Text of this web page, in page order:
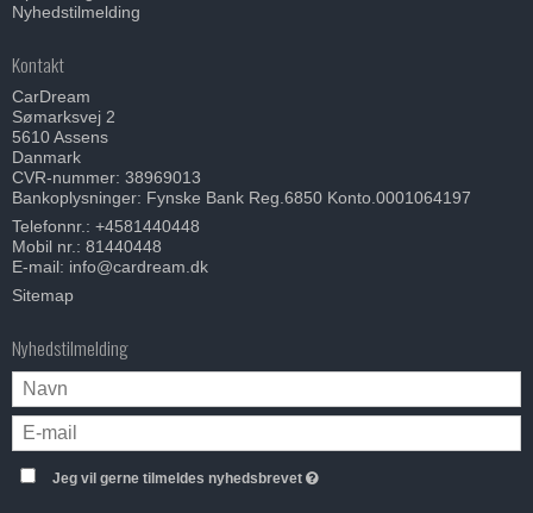
Nyhedstilmelding
Kontakt
CarDream
Sømarksvej 2
5610 Assens
Danmark
CVR-nummer: 38969013
Bankoplysninger: Fynske Bank Reg.6850 Konto.0001064197
Telefonnr.: +4581440448
Mobil nr.: 81440448
E-mail: info@cardream.dk
Sitemap
Nyhedstilmelding
Jeg vil gerne tilmeldes nyhedsbrevet